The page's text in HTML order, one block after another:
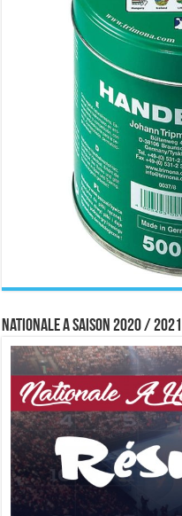
Nationale A saison 2020 / 2021